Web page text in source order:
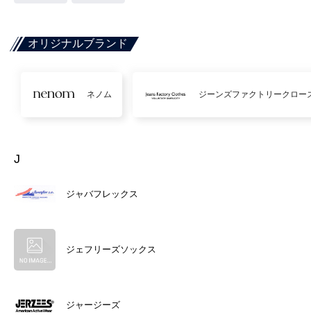
オリジナルブランド
ネノム ジーンズファクトリークロー
J
ジャバフレックス
ジェフリーズソックス
ジャージーズ